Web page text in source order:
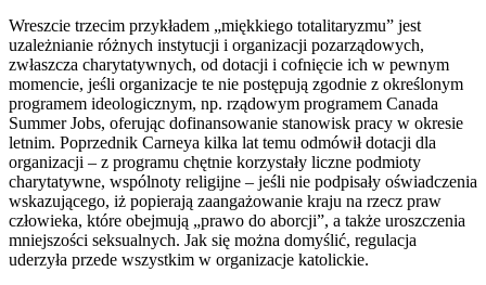
Wreszcie trzecim przykładem „miękkiego totalitaryzmu” jest
uzależnianie różnych instytucji i organizacji pozarządowych,
zwłaszcza charytatywnych, od dotacji i cofnięcie ich w pewnym
momencie, jeśli organizacje te nie postępują zgodnie z określonym
programem ideologicznym, np. rządowym programem Canada
Summer Jobs, oferując dofinansowanie stanowisk pracy w okresie
letnim. Poprzednik Carneya kilka lat temu odmówił dotacji dla
organizacji – z programu chętnie korzystały liczne podmioty
charytatywne, wspólnoty religijne – jeśli nie podpisały oświadczenia
wskazującego, iż popierają zaangażowanie kraju na rzecz praw
człowieka, które obejmują „prawo do aborcji”, a także uroszczenia
mniejszości seksualnych. Jak się można domyślić, regulacja
uderzyła przede wszystkim w organizacje katolickie.